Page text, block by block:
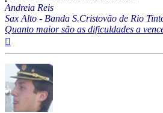
Andreia Reis
Sax Alto - Banda S.Cristovão de Rio
Quanto maior são as dificuldades a